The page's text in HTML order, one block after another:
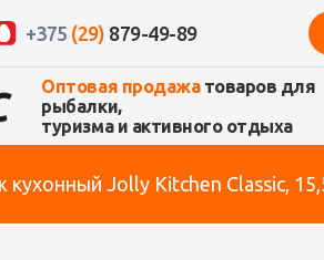
+375 (29) 879-49-89
Оптовая продажатоваров для
рыбалки,
туризма и активного отдыха
кухонный Jolly Kitchen Classic,